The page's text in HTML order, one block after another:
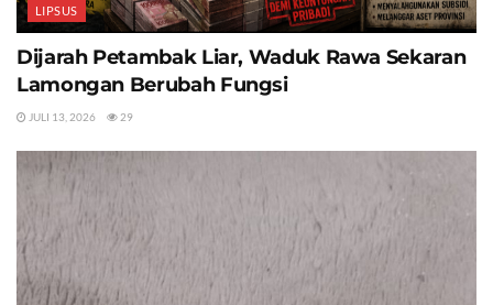
LIPSUS
Dijarah Petambak Liar, Waduk Rawa Sekaran
Lamongan Berubah Fungsi
JULI 13, 2026 29